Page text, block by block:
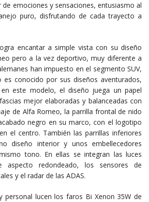
de emociones y sensaciones, entusiasmo al
puro, disfrutando de cada trayecto a
encantar a simple vista con su diseño
pero a la vez deportivo, muy diferente a
han impuesto en el segmento SUV,
es conocido por sus diseños aventurados,
este modelo, el diseño juega un papel
mejor elaboradas y balanceadas con
de Alfa Romeo, la parrilla frontal de nido
negro en su marco, con el logotipo
el centro. También las parrillas inferiores
diseño interior y unos embellecedores
tono. En ellas se integran las luces
aspecto redondeado, los sensores de
y el radar de las ADAS.
personal lucen los faros Bi Xenon 35W de